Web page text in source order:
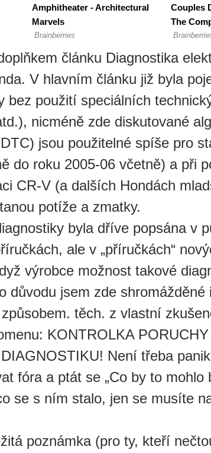
článku Diagnostika
V hlavním článku již byla
bez použití speciálních
nicméně zde diskutované
jsou použitelné spíše pro
do roku 2005-06 včetně) a při
CR-V (a dalších Hondách
potíže a zmatky.
byla dříve popsána v
ale v „příručkách“
výrobce možnost takové
důvodu jsem zde shromážděné
těch. z vlastní
KONTROLKA
Není třeba
fóra a ptát se „Co by to mohlo
se s ním stalo, jen se musíte
poznámka (pro ty, kteří